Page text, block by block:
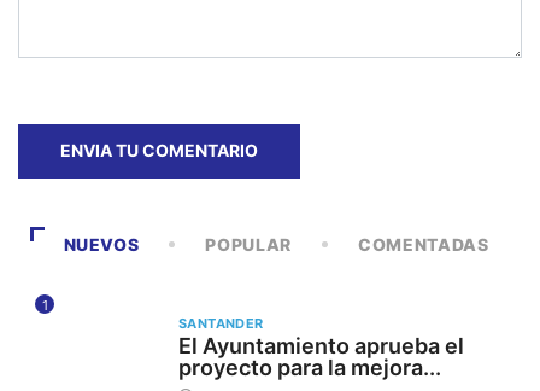
NUEVOS POPULAR COMENTADAS
1
SANTANDER
El Ayuntamiento aprueba el
proyecto para la mejora...